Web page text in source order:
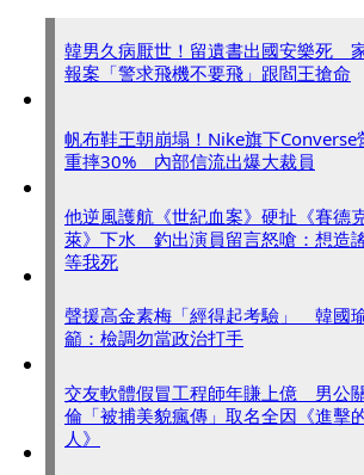
韓男久病厭世！留遺書出國安樂死
報案「警求飛機不要飛」跟閻王搶命
帆布鞋王朝崩塌！Nike旗下Converse
重摔30% 內部信流出爆大裁員
他逆風護航《世紀血案》硬扯《賽德
萊》下水 釣出演員留言怒嗆：想造
等我死
聲援高金素梅「經得起考驗」 韓國
籲：檢調勿當政治打手
交友軟體假冒工程師年賺上億 男公
倫「被捕美貌瘋傳」取名全因《進擊
人》